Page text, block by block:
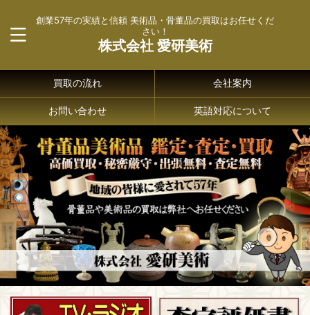
創業57年の実績と信頼 美術品・骨董品の買取はお任せくだ
さい！
株式会社 愛研美術
買取の流れ 会社案内
お問い合わせ 英語対応について